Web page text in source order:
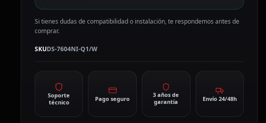
cantidad
Si tienes dudas de compatibilidad o instalación, te respondemos antes de
comprar.
SKUDS-7604NI-Q1/W
Soporte
técnico
Pago seguro
3 años de
garantía
Envío 24/48h